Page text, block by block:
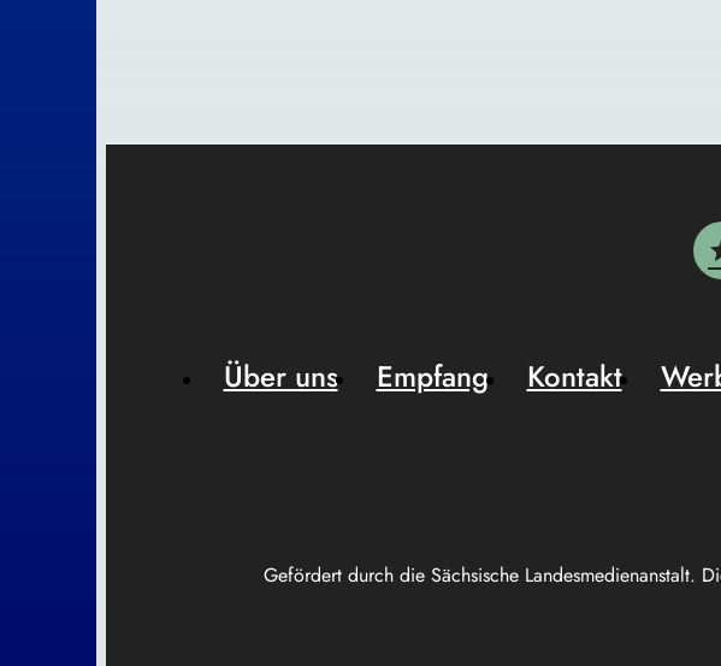
Gefördert durch die Sächsische Landesmedienanstalt.
Über uns Empfang Kontakt